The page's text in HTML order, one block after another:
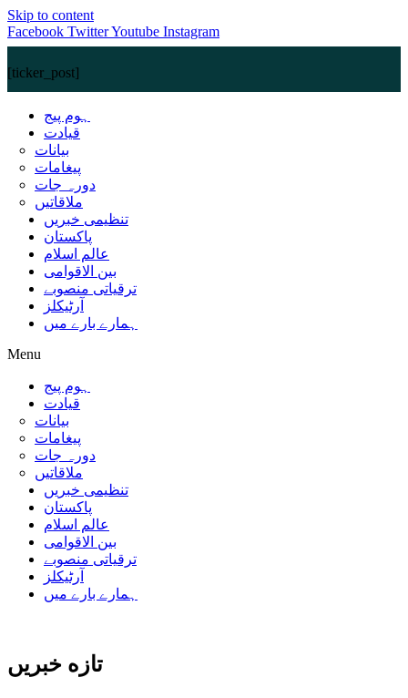
Skip to content
Facebook TwitterYoutube Instagram
[ticker_post]
ہوم پیج
قیادت
بیانات
پیغامات
دورہ جات
ملاقاتیں
تنظیمی خبریں
پاکستان
عالم اسلام
بین الاقوامی
ترقیاتی منصوبے
آرٹیکلز
ہمارے بارے میں
Menu
ہوم پیج
قیادت
بیانات
پیغامات
دورہ جات
ملاقاتیں
تنظیمی خبریں
پاکستان
عالم اسلام
بین الاقوامی
ترقیاتی منصوبے
آرٹیکلز
ہمارے بارے میں
تازه خبریں